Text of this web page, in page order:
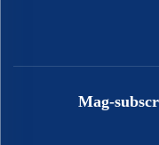
Mag-